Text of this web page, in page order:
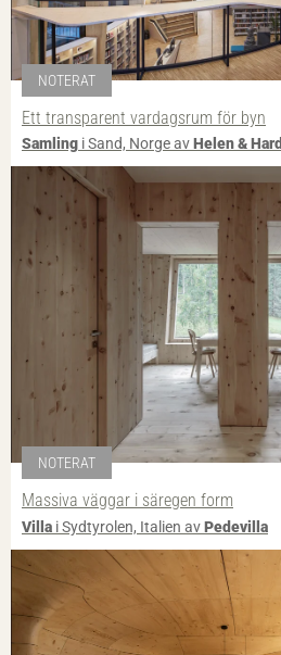
NOTERAT
Ett transparent vardagsrum för byn
Samling i Sand, Norge avHelen & Hard
NOTERAT
Massiva väggar i säregen form
Villa i Sydtyrolen, Italien avPedevilla